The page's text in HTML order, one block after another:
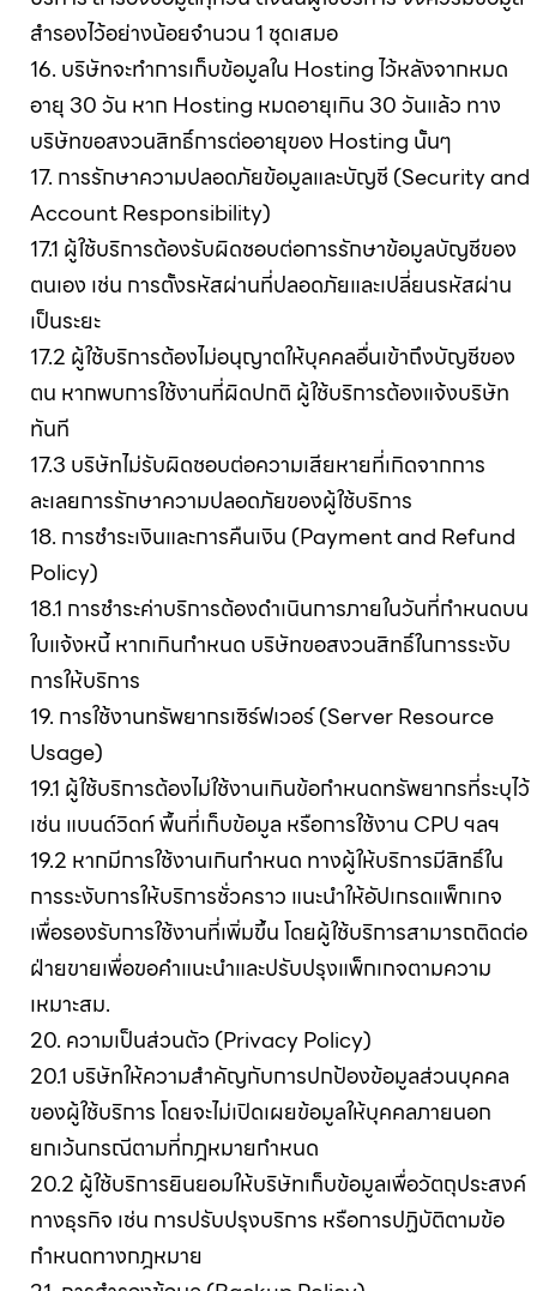
สำรองไว้อย่างน้อยจำนวน 1 ชุดเสมอ
16. บริษัทจะทำการเก็บข้อมูลใน Hosting ไว้หลังจากหมด
อายุ 30 วัน หาก Hosting หมดอายุเกิน 30 วันแล้ว ทาง
บริษัทขอสงวนสิทธิ์การต่ออายุของ Hosting นั้นๆ
17. การรักษาความปลอดภัยข้อมูลและบัญชี (Security and
Account Responsibility)
17.1 ผู้ใช้บริการต้องรับผิดชอบต่อการรักษาข้อมูลบัญชีของ
ตนเอง เช่น การตั้งรหัสผ่านที่ปลอดภัยและเปลี่ยนรหัสผ่าน
เป็นระยะ
17.2 ผู้ใช้บริการต้องไม่อนุญาตให้บุคคลอื่นเข้าถึงบัญชีของ
ตน หากพบการใช้งานที่ผิดปกติ ผู้ใช้บริการต้องแจ้งบริษัท
ทันที
17.3 บริษัทไม่รับผิดชอบต่อความเสียหายที่เกิดจากการ
ละเลยการรักษาความปลอดภัยของผู้ใช้บริการ
18. การชำระเงินและการคืนเงิน (Payment and Refund
Policy)
18.1 การชำระค่าบริการต้องดำเนินการภายในวันที่กำหนดบน
ใบแจ้งหนี้ หากเกินกำหนด บริษัทขอสงวนสิทธิ์ในการระงับ
การให้บริการ
19. การใช้งานทรัพยากรเซิร์ฟเวอร์ (Server Resource
Usage)
19.1 ผู้ใช้บริการต้องไม่ใช้งานเกินข้อกำหนดทรัพยากรที่ระบุไว้
เช่น แบนด์วิดท์ พื้นที่เก็บข้อมูล หรือการใช้งาน CPU ฯลฯ
19.2 หากมีการใช้งานเกินกำหนด ทางผู้ให้บริการมีสิทธิ์ใน
การระงับการให้บริการชั่วคราว แนะนำให้อัปเกรดแพ็กเกจ
เพื่อรองรับการใช้งานที่เพิ่มขึ้น โดยผู้ใช้บริการสามารถติดต่อ
ฝ่ายขายเพื่อขอคำแนะนำและปรับปรุงแพ็กเกจตามความ
เหมาะสม.
20. ความเป็นส่วนตัว (Privacy Policy)
20.1 บริษัทให้ความสำคัญกับการปกป้องข้อมูลส่วนบุคคล
ของผู้ใช้บริการ โดยจะไม่เปิดเผยข้อมูลให้บุคคลภายนอก
ยกเว้นกรณีตามที่กฎหมายกำหนด
20.2 ผู้ใช้บริการยินยอมให้บริษัทเก็บข้อมูลเพื่อวัตถุประสงค์
ทางธุรกิจ เช่น การปรับปรุงบริการ หรือการปฏิบัติตามข้อ
กำหนดทางกฎหมาย